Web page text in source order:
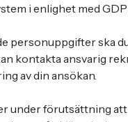
i enlighet med
personuppgifter ska
kontakta ansvarig
av din ansökan.
under förutsättning